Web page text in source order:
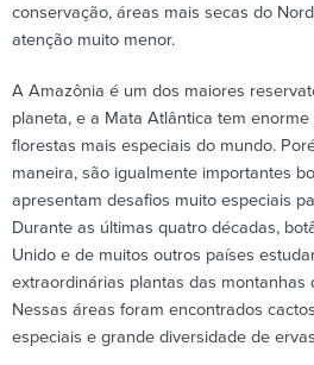
conservação, áreas mais secas do
atenção muito menor.
A Amazônia é um dos maiores
planeta, e a Mata Atlântica tem
florestas mais especiais do mundo.
maneira, são igualmente importantes
apresentam desafios muito especiais
Durante as últimas quatro décadas,
Unido e de muitos outros países
extraordinárias plantas das montanhas
Nessas áreas foram encontrados
especiais e grande diversidade de